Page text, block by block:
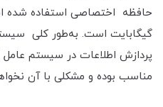
گیگابایت است. به‌طور کلی
مناسب بوده و مشکلی با آن